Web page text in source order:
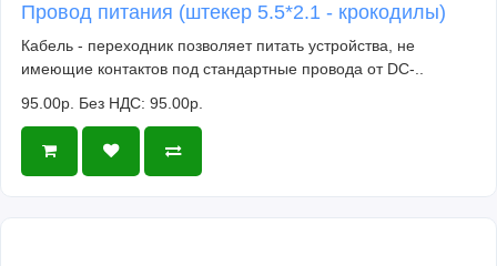
MX25L8005, MX25L1605, MX25L3205, MX25L6405,
Chingis Technology Corporation
Pm25LV512, Pm25LV010, Pm25LV020, Pm25LV040,
Pm25LV080, Pm25LV016, Pm25LV032, Pm25LV064
Saifun Semiconductors
Провод питания (штекер 5.5*2.1 - крокодилы)
Кабель - переходник позволяет питать устройства, не
имеющие контактов под стандартные провода от DC-..
95.00р. Без НДС: 95.00р.